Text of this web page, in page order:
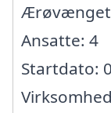
Ærøvænget
Ansatte: 4
Startdato: